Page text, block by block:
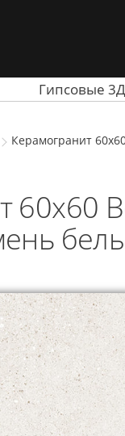
Гипсовые
Керамогранит
60x60